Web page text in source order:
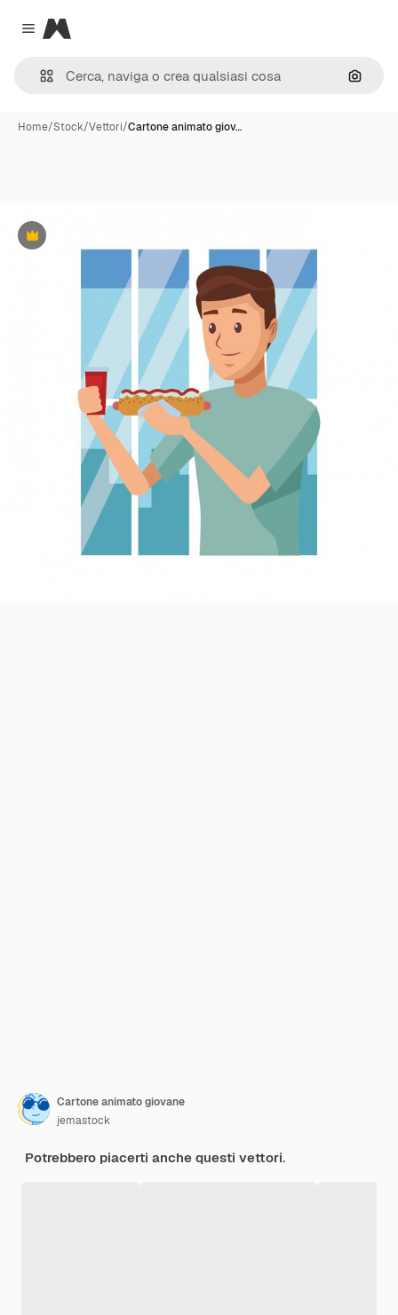
Close menu
Magnific
Cerca
Home/Stock/Vettori/Cartone animato giov…
Premium
Cartone animato giovane
jemastock
Potrebbero piacerti anche questi vettori.